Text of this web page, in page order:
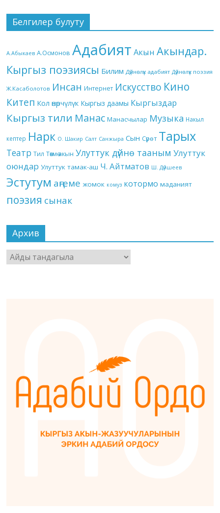
Белгилер булуту
А.Абыкаев А.Осмонов Адабият Акын Акындар.
Кыргыз поэзиясы Билим Дүйнөлүк адабият Дүйнөлүк поэзия
Ж.Касаболотов Инсан Интернет Искусство Кино
Китеп Кол өнөрчүлүк Кыргыз даамы Кыргыздар
Кыргыз тили Манас Манасчылар Музыка Накыл
кептер Нарк О. Шакир Салт Санжыра Сын Сүрөт Тарых
Театр Тил Төкмө акын Улуттук дүйнө тааным Улуттук
оюндар Улуттук тамак-аш Ч. Айтматов Ш. Дүйшеев
Эстутум аңгеме жомок комуз котормо маданият
поэзия сынак
Архив
Архив